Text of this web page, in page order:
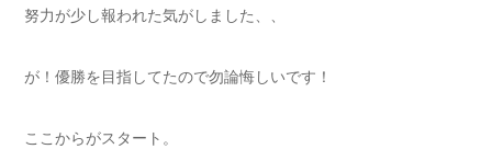
努力が少し報われた気がしました、、
が！ 優勝を目指してたので勿論悔しいです！
ここからがスタート。